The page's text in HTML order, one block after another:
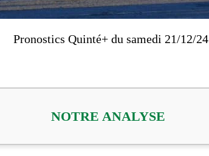
Pronostics Quinté+ du samedi 21/12/24
NOTRE ANALYSE